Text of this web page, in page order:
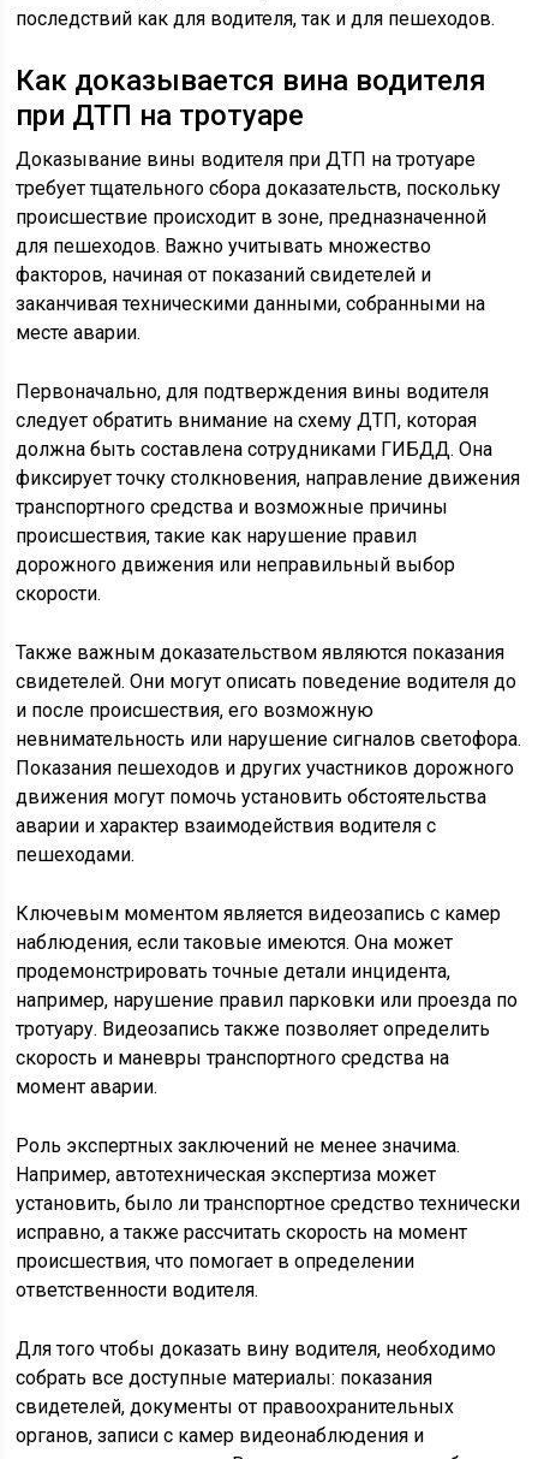
последствий как для водителя, так и для пешеходов.
Как доказывается вина водителя
при ДТП на тротуаре
Доказывание вины водителя при ДТП на тротуаре
требует тщательного сбора доказательств, поскольку
происшествие происходит в зоне, предназначенной
для пешеходов. Важно учитывать множество
факторов, начиная от показаний свидетелей и
заканчивая техническими данными, собранными на
месте аварии.
Первоначально, для подтверждения вины водителя
следует обратить внимание на схему ДТП, которая
должна быть составлена сотрудниками ГИБДД. Она
фиксирует точку столкновения, направление движения
транспортного средства и возможные причины
происшествия, такие как нарушение правил
дорожного движения или неправильный выбор
скорости.
Также важным доказательством являются показания
свидетелей. Они могут описать поведение водителя до
и после происшествия, его возможную
невнимательность или нарушение сигналов светофора.
Показания пешеходов и других участников дорожного
движения могут помочь установить обстоятельства
аварии и характер взаимодействия водителя с
пешеходами.
Ключевым моментом является видеозапись с камер
наблюдения, если таковые имеются. Она может
продемонстрировать точные детали инцидента,
например, нарушение правил парковки или проезда по
тротуару. Видеозапись также позволяет определить
скорость и маневры транспортного средства на
момент аварии.
Роль экспертных заключений не менее значима.
Например, автотехническая экспертиза может
установить, было ли транспортное средство технически
исправно, а также рассчитать скорость на момент
происшествия, что помогает в определении
ответственности водителя.
Для того чтобы доказать вину водителя, необходимо
собрать все доступные материалы: показания
свидетелей, документы от правоохранительных
органов, записи с камер видеонаблюдения и